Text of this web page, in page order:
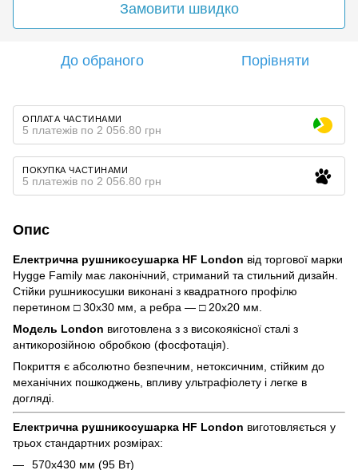
Замовити швидко
До обраного Порівняти
ОПЛАТА ЧАСТИНАМИ
5 платежів по 2 056.80 грн
ПОКУПКА ЧАСТИНАМИ
5 платежів по 2 056.80 грн
Опис
Електрична рушникосушарка HF London від торгової марки
Hygge Family має лаконічний, стриманий та стильний дизайн.
Стійки рушникосушки виконані з квадратного профілю
перетином □ 30х30 мм, а ребра — □ 20х20 мм.
Модель London виготовлена з з високоякісної сталі з
антикорозійною обробкою (фосфотація).
Покриття є абсолютно безпечним, нетоксичним, стійким до
механічних пошкоджень, впливу ультрафіолету і легке в
догляді.
Електрична рушникосушарка HF London виготовляється у
трьох стандартних розмірах:
570x430 мм (95 Вт)